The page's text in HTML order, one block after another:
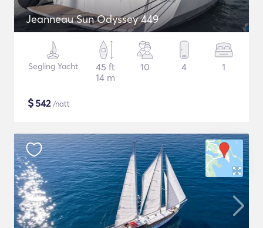
Jeanneau Sun Odyssey 449
Segling Yacht
45 ft
14 m
10 4 1
$542/natt